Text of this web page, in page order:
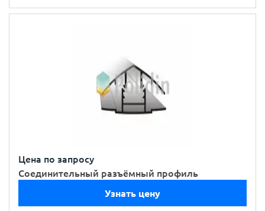
Цена по запросу
Соединительный разъёмный профиль
Узнать цену